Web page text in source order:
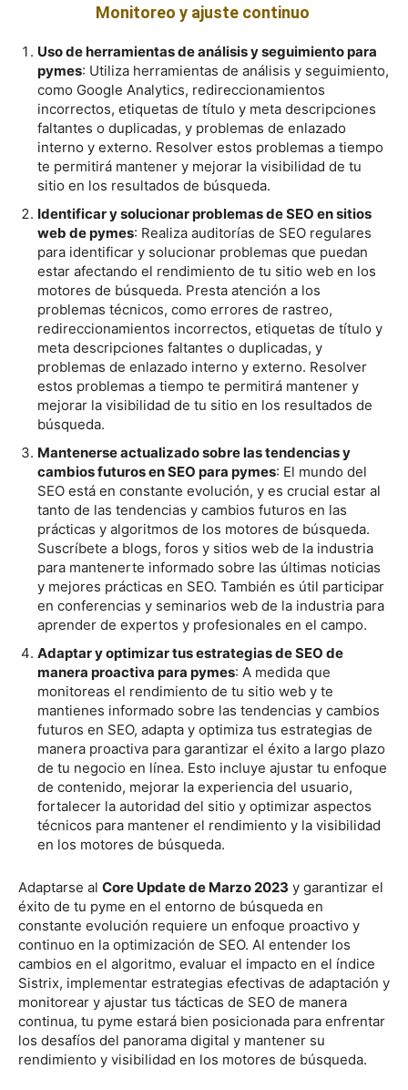
Monitoreo y ajuste continuo
Uso de herramientas de análisis y seguimiento para
pymes: Utiliza herramientas de análisis y seguimiento,
como Google Analytics, redireccionamientos
incorrectos, etiquetas de título y meta descripciones
faltantes o duplicadas, y problemas de enlazado
interno y externo. Resolver estos problemas a tiempo
te permitirá mantener y mejorar la visibilidad de tu
sitio en los resultados de búsqueda.
Identificar y solucionar problemas de SEO en sitios
web de pymes: Realiza auditorías de SEO regulares
para identificar y solucionar problemas que puedan
estar afectando el rendimiento de tu sitio web en los
motores de búsqueda. Presta atención a los
problemas técnicos, como errores de rastreo,
redireccionamientos incorrectos, etiquetas de título y
meta descripciones faltantes o duplicadas, y
problemas de enlazado interno y externo. Resolver
estos problemas a tiempo te permitirá mantener y
mejorar la visibilidad de tu sitio en los resultados de
búsqueda.
Mantenerse actualizado sobre las tendencias y
cambios futuros en SEO para pymes: El mundo del
SEO está en constante evolución, y es crucial estar al
tanto de las tendencias y cambios futuros en las
prácticas y algoritmos de los motores de búsqueda.
Suscríbete a blogs, foros y sitios web de la industria
para mantenerte informado sobre las últimas noticias
y mejores prácticas en SEO. También es útil participar
en conferencias y seminarios web de la industria para
aprender de expertos y profesionales en el campo.
Adaptar y optimizar tus estrategias de SEO de
manera proactiva para pymes: A medida que
monitoreas el rendimiento de tu sitio web y te
mantienes informado sobre las tendencias y cambios
futuros en SEO, adapta y optimiza tus estrategias de
manera proactiva para garantizar el éxito a largo plazo
de tu negocio en línea. Esto incluye ajustar tu enfoque
de contenido, mejorar la experiencia del usuario,
fortalecer la autoridad del sitio y optimizar aspectos
técnicos para mantener el rendimiento y la visibilidad
en los motores de búsqueda.
Adaptarse al Core Update de Marzo 2023 y garantizar el
éxito de tu pyme en el entorno de búsqueda en
constante evolución requiere un enfoque proactivo y
continuo en la optimización de SEO. Al entender los
cambios en el algoritmo, evaluar el impacto en el índice
Sistrix, implementar estrategias efectivas de adaptación y
monitorear y ajustar tus tácticas de SEO de manera
continua, tu pyme estará bien posicionada para enfrentar
los desafíos del panorama digital y mantener su
rendimiento y visibilidad en los motores de búsqueda.